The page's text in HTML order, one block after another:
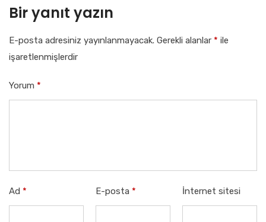
Bir yanıt yazın
E-posta adresiniz yayınlanmayacak. Gerekli alanlar * ile
işaretlenmişlerdir
Yorum *
Ad * E-posta * İnternet sitesi